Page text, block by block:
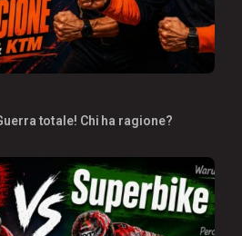
totale! Chi ha ragione?